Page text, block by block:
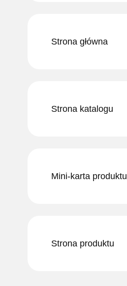
Strona główna
Strona katalogu
Mini-karta produktu
Strona produktu